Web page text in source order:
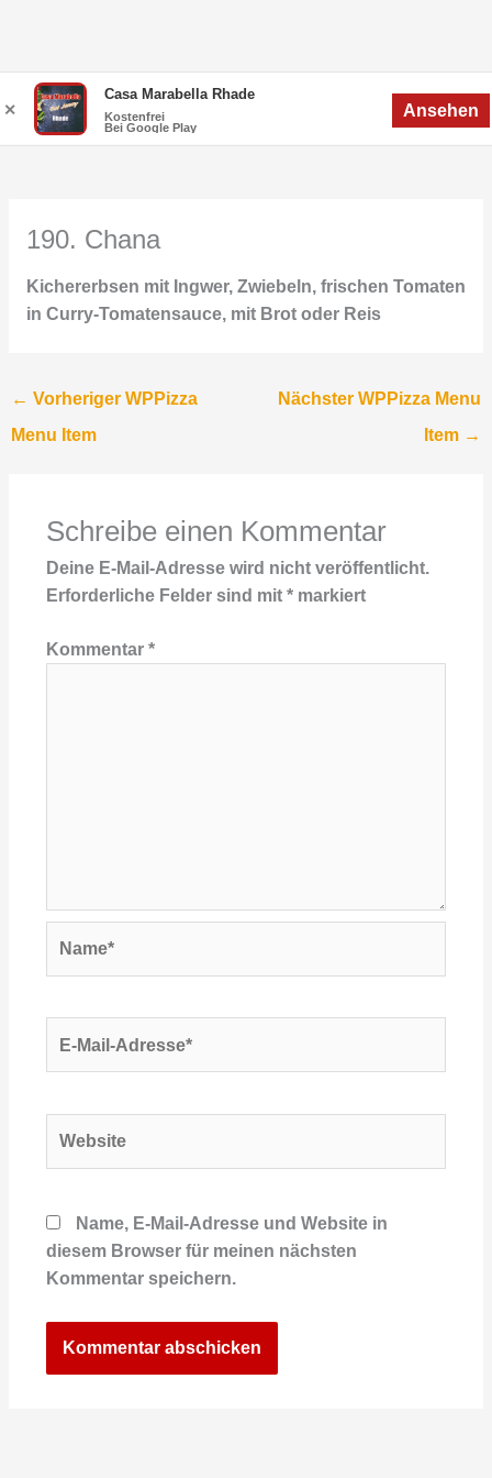
Zum
Inhalt
springen
Menü
Menü
190. Chana
Kichererbsen mit Ingwer, Zwiebeln, frischen Tomaten
in Curry-Tomatensauce, mit Brot oder Reis
← Vorheriger WPPizza
Menu Item
Nächster WPPizza Menu
Item →
Schreibe einen Kommentar
Deine E-Mail-Adresse wird nicht veröffentlicht.
Erforderliche Felder sind mit *markiert
Kommentar *
Mail-
Name, E-Mail-Adresse und Website in
diesem Browser für meinen nächsten
Kommentar speichern.
✕
Casa Marabella Rhade
Kostenfrei
Bei Google Play
Ansehen